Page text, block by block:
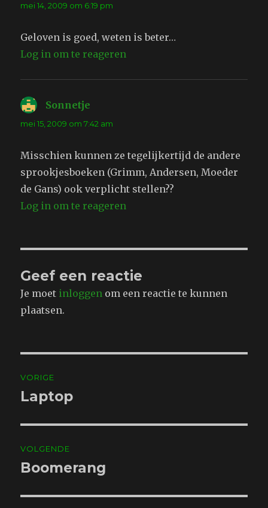
mei 14, 2009 om 6:19 pm
Geloven is goed, weten is beter…
Log in om te reageren
Sonnetje
mei 15, 2009 om 7:42 am
Misschien kunnen ze tegelijkertijd de andere
sprookjesboeken (Grimm, Andersen, Moeder
de Gans) ook verplicht stellen??
Log in om te reageren
Geef een reactie
Je moet inloggen om een reactie te kunnen
plaatsen.
navigatie
VORIGE
Vorig
Laptop
VOLGENDE
Volgend
Boomerang